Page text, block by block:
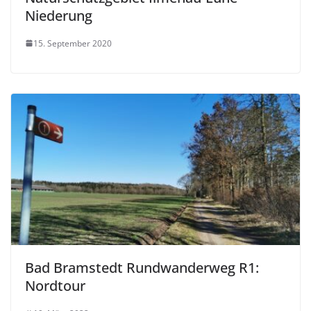
Niederung
15. September 2020
Bad Bramstedt Rundwanderweg R1:
Nordtour